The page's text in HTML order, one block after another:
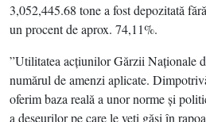
3,052,445.68 tone a fost depozitată
un procent de aprox. 74,11%.
”Utilitatea acţiunilor Gărzii Naţionale
numărul de amenzi aplicate.
oferim baza reală a unor norme şi
a deşeurilor pe care le veţi găsi în